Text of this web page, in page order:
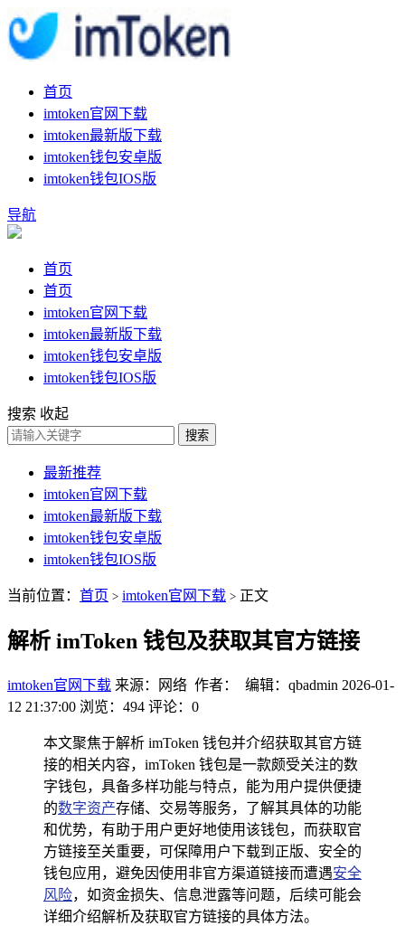
首页
imtoken官网下载
imtoken最新版下载
imtoken钱包安卓版
imtoken钱包IOS版
导航
首页
首页
imtoken官网下载
imtoken最新版下载
imtoken钱包安卓版
imtoken钱包IOS版
搜索 收起
搜索
最新推荐
imtoken官网下载
imtoken最新版下载
imtoken钱包安卓版
imtoken钱包IOS版
当前位置： 首页 > imtoken官网下载 > 正文
解析 imToken 钱包及获取其官方链接
imtoken官网下载 来源：网络 作者： 编辑：qbadmin 2026-01-
12 21:37:00 浏览：494 评论：0
本文聚焦于解析 imToken 钱包并介绍获取其官方链
接的相关内容，imToken 钱包是一款颇受关注的数
字钱包，具备多样功能与特点，能为用户提供便捷
的数字资产存储、交易等服务，了解其具体的功能
和优势，有助于用户更好地使用该钱包，而获取官
方链接至关重要，可保障用户下载到正版、安全的
钱包应用，避免因使用非官方渠道链接而遭遇安全
风险，如资金损失、信息泄露等问题，后续可能会
详细介绍解析及获取官方链接的具体方法。